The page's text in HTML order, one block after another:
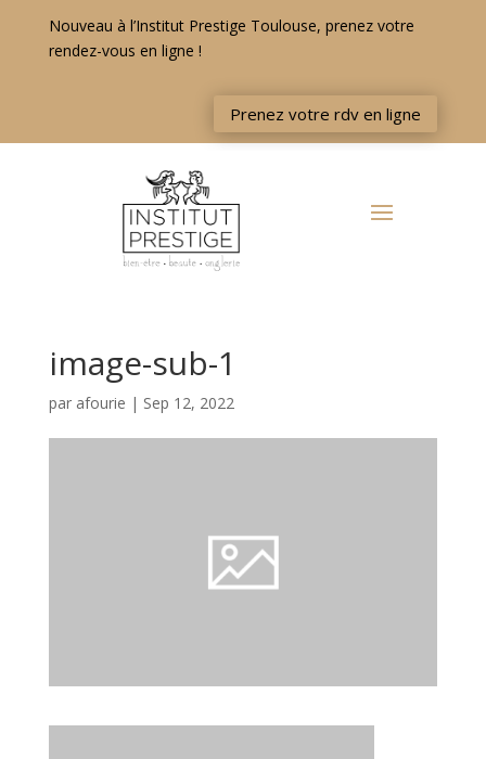
Nouveau à l’Institut Prestige Toulouse, prenez votre
rendez-vous en ligne !
Prenez votre rdv en ligne
image-sub-1
par afourie | Sep 12, 2022